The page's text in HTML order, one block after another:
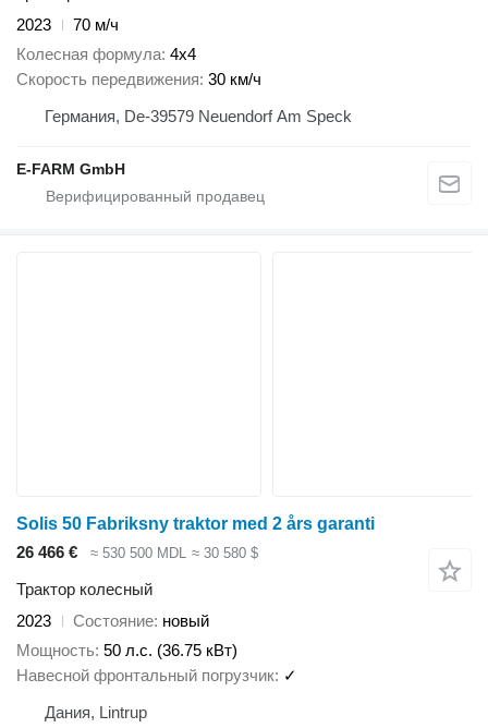
2023
70 м/ч
Колесная формула 4x4
Скорость передвижения 30 км/ч
Германия, De-39579 Neuendorf Am Speck
E-FARM GmbH
Solis 50 Fabriksny traktor med 2 års garanti
26 466 €
≈ 530 500 MDL ≈ 30 580 $
Трактор колесный
2023
Состояние новый
Мощность 50 л.с. (36.75 кВт)
Навесной фронтальный погрузчик ✓
Дания, Lintrup